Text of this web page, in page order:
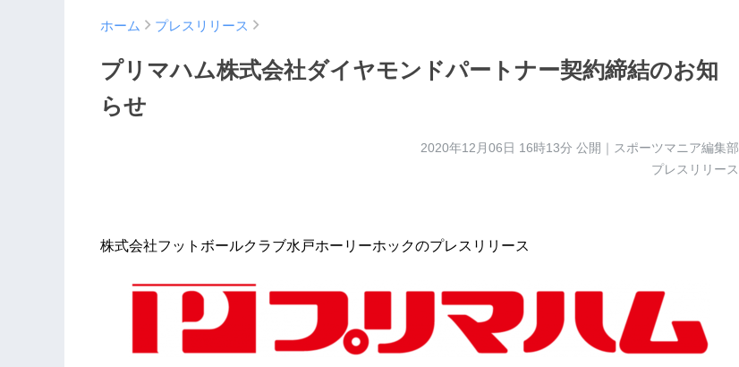
ホーム プレスリリース
​プリマハム株式会社ダイヤモンドパートナー契約締結のお知
らせ
2020年12月06日 16時13分 公開｜スポーツマニア編集部
プレスリリース
株式会社フットボールクラブ水戸ホーリーホックのプレスリリース